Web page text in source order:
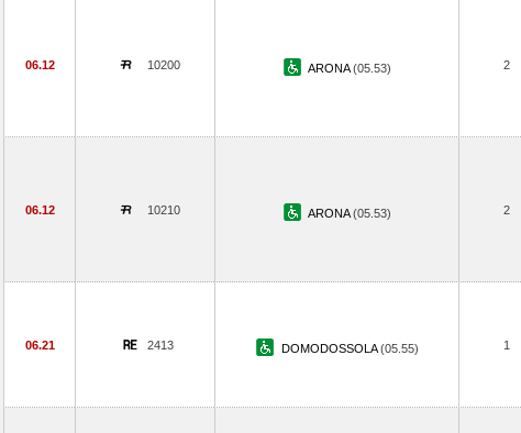
06.12 10200 ARONA(05.53) 2
06.12 10210 ARONA(05.53) 2
06.21 2413 DOMODOSSOLA(05.55) 1